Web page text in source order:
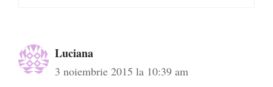
Luciana
3 noiembrie 2015 la 10:39 am